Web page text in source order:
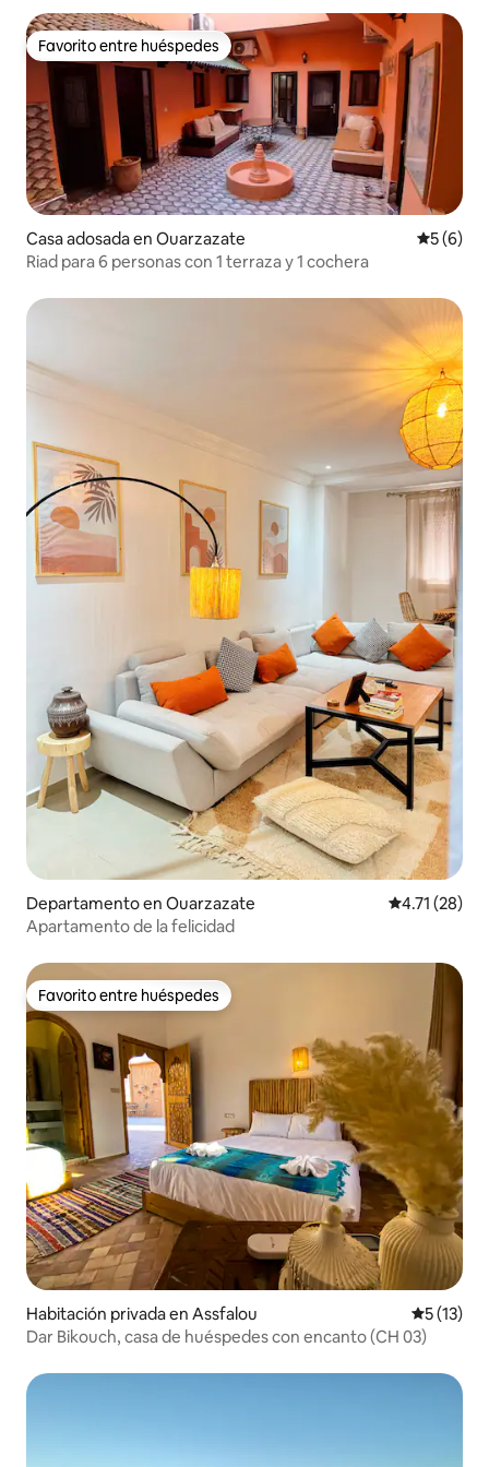
Favorito entre huéspedes
Favorito entre huéspedes
Casa adosada en Ouarzazate
5 (6)
Riad para 6 personas con 1 terraza y 1 cochera
Departamento en Ouarzazate Calificación
4.71 (28)
Apartamento de la felicidad
Favorito entre huéspedes
Favorito entre huéspedes
Habitación privada en Assfalou
5 (13)
Dar Bikouch, casa de huéspedes con encanto (CH 03)